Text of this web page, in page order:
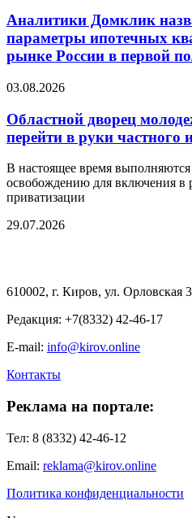
Аналитики Домклик
параметры ипотечных
рынке России в первой
03.08.2026
Областной дворец
перейти в руки частного
В настоящее время
освобождению для включения в
приватизации
29.07.2026
610002, г. Киров, ул. Орловская
Редакция: +7(8332) 42-46-17
E-mail: info@kirov.online
Контакты
Реклама на портале:
Тел: 8 (8332) 42-46-12
Email: reklama@kirov.online
Политика конфиденциальности